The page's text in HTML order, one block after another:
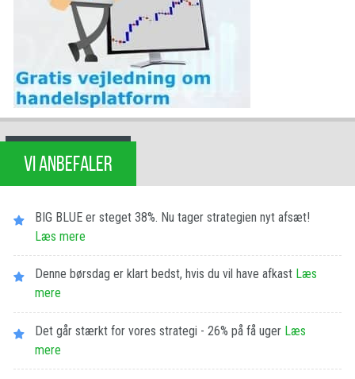
VI ANBEFALER
BIG BLUE er steget 38%. Nu tager strategien nyt afsæt!
Læs mere
Denne børsdag er klart bedst, hvis du vil have afkast Læs
mere
Det går stærkt for vores strategi - 26% på få uger Læs
mere